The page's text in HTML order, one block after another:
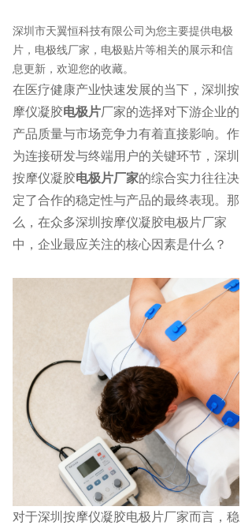
深圳市天翼恒科技有限公司为您主要提供电极
片 ，电极线厂家，电极贴片等相关的展示和信
息更新，欢迎您的收藏。
在医疗健康产业快速发展的当下，深圳按
摩仪凝胶电极片厂家的选择对下游企业的
产品质量与市场竞争力有着直接影响。作
为连接研发与终端用户的关键环节，深圳
按摩仪凝胶电极片厂家的综合实力往往决
定了合作的稳定性与产品的最终表现。那
么，在众多深圳按摩仪凝胶电极片厂家
中，企业最应关注的核心因素是什么？
对于深圳按摩仪凝胶电极片厂家而言，稳